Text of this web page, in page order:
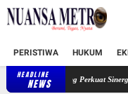
PERISTIWA HUKUM
HEADLINE
NEWS
Perkuat Sinergi Dengan